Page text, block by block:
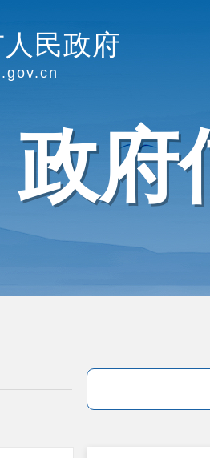
民政府
政府